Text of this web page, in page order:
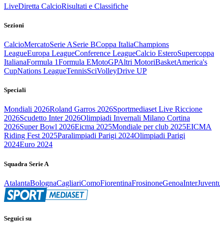
LiveDiretta CalcioRisultati e Classifiche
Sezioni
CalcioMercatoSerie ASerie BCoppa ItaliaChampions
LeagueEuropa LeagueConference LeagueCalcio EsteroSupercoppa
ItalianaFormula 1Formula EMotoGPAltri MotoriBasketAmerica's
CupNations LeagueTennisSciVolleyDrive UP
Speciali
Mondiali 2026Roland Garros 2026Sportmediaset Live Riccione
2026Scudetto Inter 2026Olimpiadi Invernali Milano Cortina
2026Super Bowl 2026Eicma 2025Mondiale per club 2025EICMA
Riding Fest 2025Paralimpiadi Parigi 2024Olimpiadi Parigi
2024Euro 2024
Squadra Serie A
AtalantaBolognaCagliariComoFiorentinaFrosinoneGenoaInter
Seguici su